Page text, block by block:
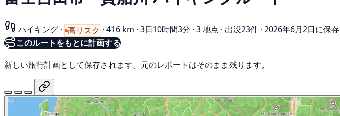
ハイキング · 高リスク · 416 km · 3日10時間3分 · 3 地点 · 出没23件 · 2026年6月2日に保存
このルートをもとに計画する
新しい旅行計画として保存されます。元のレポートはそのまま残ります。